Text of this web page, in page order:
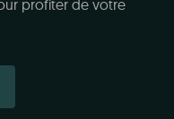
profiter de votre